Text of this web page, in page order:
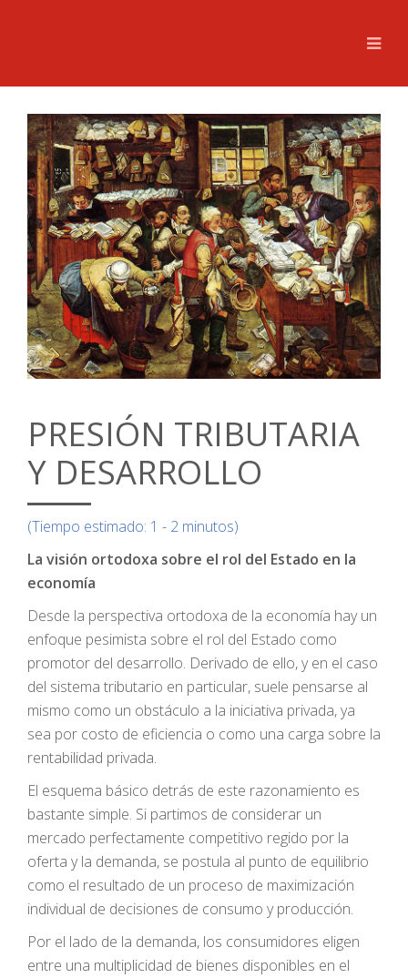
PRESIÓN TRIBUTARIA
Y DESARROLLO
(Tiempo estimado: 1 - 2 minutos)
La visión ortodoxa sobre el rol del Estado en la
economía
Desde la perspectiva ortodoxa de la economía hay un
enfoque pesimista sobre el rol del Estado como
promotor del desarrollo. Derivado de ello, y en el caso
del sistema tributario en particular, suele pensarse al
mismo como un obstáculo a la iniciativa privada, ya
sea por costo de eficiencia o como una carga sobre la
rentabilidad privada.
El esquema básico detrás de este razonamiento es
bastante simple. Si partimos de considerar un
mercado perfectamente competitivo regido por la
oferta y la demanda, se postula al punto de equilibrio
como el resultado de un proceso de maximización
individual de decisiones de consumo y producción.
Por el lado de la demanda, los consumidores eligen
entre una multiplicidad de bienes disponibles en el